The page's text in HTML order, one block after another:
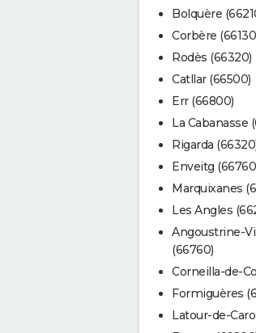
Bolquère
Corbère
Rodès (66320)
Catllar (66500)
Err (66800)
La Cabanasse
Rigarda
Enveitg
Marquixanes
Les Angles
Angoustrine-
(66760)
Corneilla-de-
Formiguères
Latour-de-